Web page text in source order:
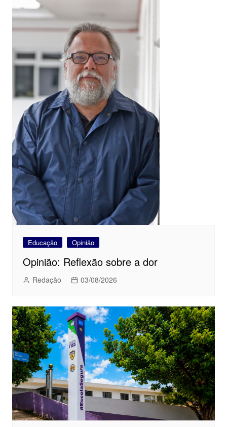
Educação Opinião
Opinião: Reflexão sobre a dor
Redação 03/08/2026